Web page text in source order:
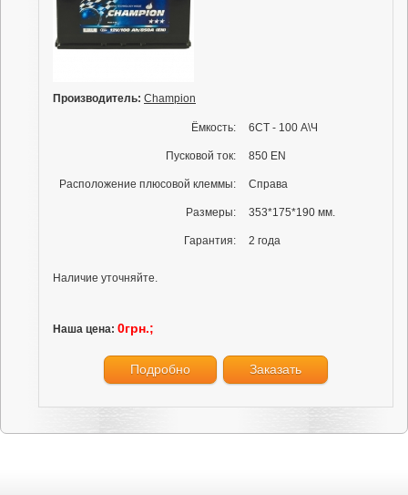
Производитель: Champion
Ёмкость: 6СТ - 100 А\Ч
Пусковой ток: 850 EN
Расположение плюсовой клеммы: Справа
Размеры: 353*175*190 мм.
Гарантия: 2 года
Наличие уточняйте.
Наша цена: 0грн.;
Подробно Заказать